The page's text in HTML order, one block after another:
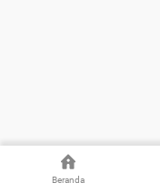
Beranda